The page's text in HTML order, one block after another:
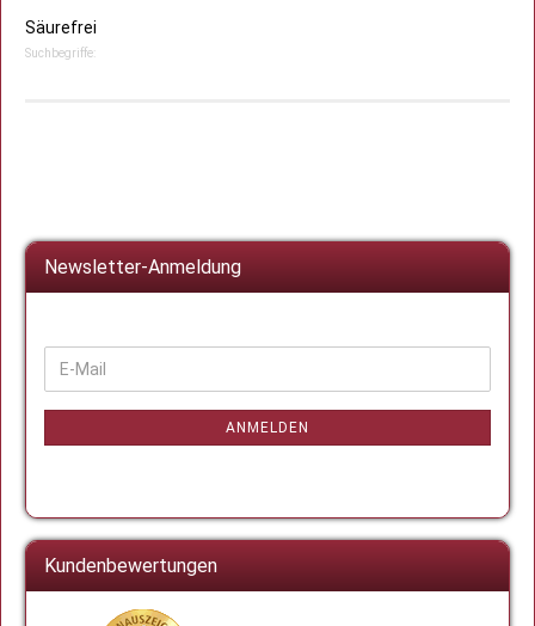
Säurefrei
Suchbegriffe:
Newsletter-Anmeldung
WEITER
ZUR
NEWSLETTER-
E-
Mail
ANMELDEN
Kundenbewertungen